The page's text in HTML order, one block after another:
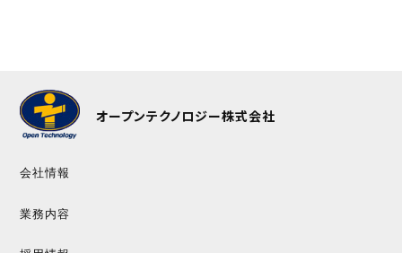
シ
ン
オープンテクノロジー株式会社
会社情報
業務内容